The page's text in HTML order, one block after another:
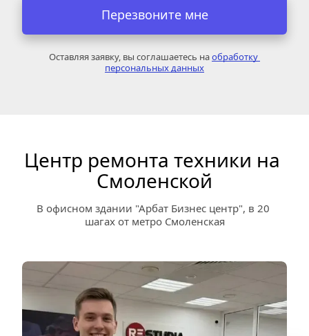
Перезвоните мне
Оставляя заявку, вы соглашаетесь на обработку
персональных данных
Центр ремонта техники на
Смоленской
В офисном здании "Арбат Бизнес центр", в 20
шагах от метро Смоленская